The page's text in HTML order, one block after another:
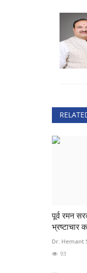
पूर्व रमन
भ्रष्टाचार
Dr. Hemant
93